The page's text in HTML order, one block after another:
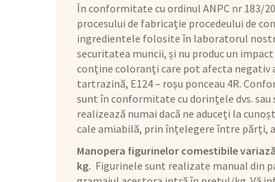
În conformitate cu ordinul ANPC nr 183/
procesului de fabricație procedeului de
ingredientele folosite în laboratorul
securitatea muncii, și nu produc un
conține coloranți care pot afecta negativ
tartrazină, E124 – roșu ponceau 4R.
sunt în conformitate cu dorințele dvs.
realizează numai dacă ne aduceți la
cale amiabilă, prin înțelegere între părți,
Manopera figurinelor comestibile
kg. Figurinele sunt realizate manual din